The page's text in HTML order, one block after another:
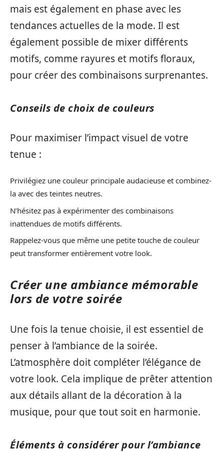
mais est également en phase avec les
tendances actuelles de la mode. Il est
également possible de mixer différents
motifs, comme rayures et motifs floraux,
pour créer des combinaisons surprenantes.
Conseils de choix de couleurs
Pour maximiser l’impact visuel de votre
tenue :
Privilégiez une couleur principale audacieuse et combinez-
la avec des teintes neutres.
N’hésitez pas à expérimenter des combinaisons
inattendues de motifs différents.
Rappelez-vous que même une petite touche de couleur
peut transformer entièrement votre look.
Créer une ambiance mémorable
lors de votre soirée
Une fois la tenue choisie, il est essentiel de
penser à l’ambiance de la soirée.
L’atmosphère doit compléter l’élégance de
votre look. Cela implique de prêter attention
aux détails allant de la décoration à la
musique, pour que tout soit en harmonie.
Éléments à considérer pour l’ambiance